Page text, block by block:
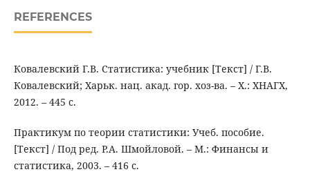
REFERENCES
Ковалевский Г.В. Статистика: учебник [Текст] / Г.В.
Ковалевский; Харьк. нац. акад. гор. хоз-ва. – Х.: ХНАГХ,
2012. – 445 с.
Практикум по теории статистики: Учеб. пособие.
[Текст] / Под ред. Р.А. Шмойловой. – М.: Финансы и
статистика, 2003. – 416 с.